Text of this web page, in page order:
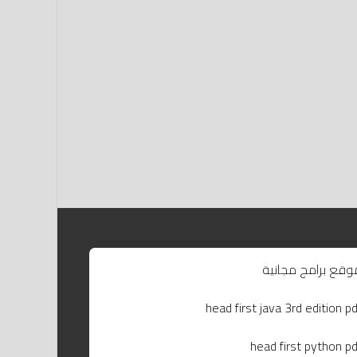
برامج مجانية
head first java 3rd edition
head first python